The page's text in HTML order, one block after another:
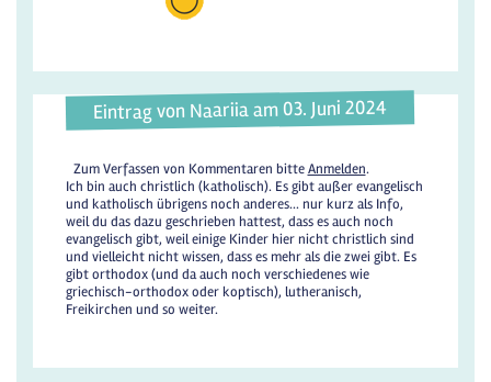
Eintrag von Naariia am 03. Juni 2024
Zum Verfassen von Kommentaren bitteAnmelden.
Ich bin auch christlich (katholisch). Es gibt außer evangelisch
und katholisch übrigens noch anderes... nur kurz als Info,
weil du das dazu geschrieben hattest, dass es auch noch
evangelisch gibt, weil einige Kinder hier nicht christlich sind
und vielleicht nicht wissen, dass es mehr als die zwei gibt. Es
gibt orthodox (und da auch noch verschiedenes wie
griechisch-orthodox oder koptisch), lutheranisch,
Freikirchen und so weiter.